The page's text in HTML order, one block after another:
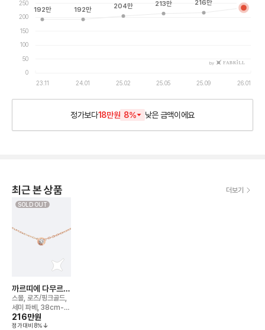
0
50
100
150
200
250
23.11 24.01 25.02 25.05 25.09 26.01
by
192만 192만 204만 213만 216만
정가보다18만원 8% 낮은금액이에요
최근 본 상품 더보기
SOLD OUT
까르띠에 다무르
네크리스
스몰, 로즈/핑크골드,
세미 파베, 38cm-
41cm
216만원
정가대비 8%